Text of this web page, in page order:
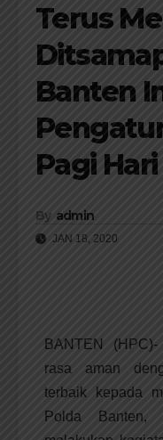
Terus
Banten
Pagi Hari
By admin
JAN 18, 2020
BANTEN
rasa aman
terbaik kepada
Polda Banten,